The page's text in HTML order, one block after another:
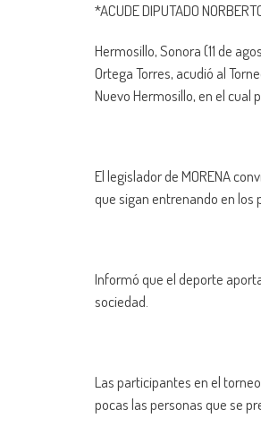
*ACUDE DIPUTADO
Hermosillo, Sonora (11 de
Ortega Torres, acudió al
Nuevo Hermosillo, en el cual
El legislador de MORENA
que sigan entrenando en los
Informó que el deporte
sociedad.
Las participantes en el
pocas las personas que se